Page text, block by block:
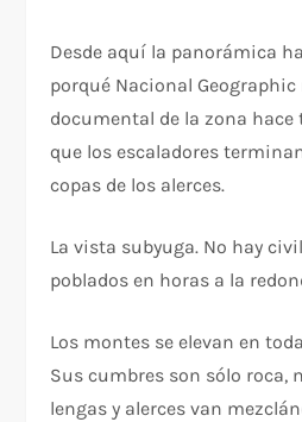
Desde aquí la panorámica
porqué Nacional
documental de la zona hace
que los escaladores
copas de los alerces.
La vista subyuga. No hay
poblados en horas a la
Los montes se elevan en
Sus cumbres son sólo roca,
lengas y alerces van